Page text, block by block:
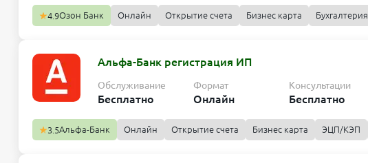
4.9Озон Банк Онлайн Открытие счета Бизнес карта Бухгалтерия
Альфа-Банк регистрация ИП
Обслуживание
Бесплатно
Формат
Онлайн
Консультации
Бесплатно
3.5Альфа-Банк Онлайн Открытие счета Бизнес карта ЭЦП/КЭП